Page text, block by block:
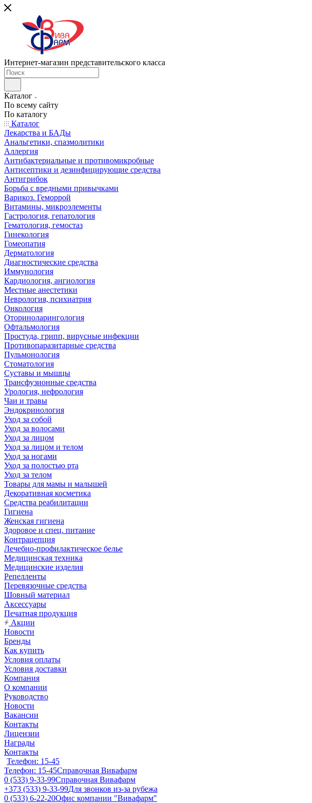
Интернет-магазин представительского класса
Каталог
По всему сайту
По каталогу
Каталог
Лекарства и БАДы
Анальгетики, спазмолитики
Аллергия
Антибактериальные и противомикробные
Антисептики и дезинфицирующие средства
Антигрибок
Борьба с вредными привычками
Варикоз. Геморрой
Витамины, микроэлементы
Гастрология, гепатология
Гематология, гемостаз
Гинекология
Гомеопатия
Дерматология
Диагностические средства
Иммунология
Кардиология, ангиология
Местные анестетики
Неврология, психиатрия
Онкология
Оториноларингология
Офтальмология
Простуда, грипп, вирусные инфекции
Противопаразитарные средства
Пульмонология
Стоматология
Суставы и мышцы
Трансфузионные средства
Урология, нефрология
Чаи и травы
Эндокринология
Уход за собой
Уход за волосами
Уход за лицом
Уход за лицом и телом
Уход за ногами
Уход за полостью рта
Уход за телом
Товары для мамы и малышей
Декоративная косметика
Средства реабилитации
Гигиена
Женская гигиена
Здоровое и спец. питание
Контрацепция
Лечебно-профилактическое белье
Медицинская техника
Медицинские изделия
Репелленты
Перевязочные средства
Шовный материал
Аксессуары
Печатная продукция
Акции
Новости
Бренды
Как купить
Условия оплаты
Условия доставки
Компания
О компании
Руководство
Новости
Вакансии
Контакты
Лицензии
Награды
Контакты
Телефон: 15-45
Телефон: 15-45Справочная Вивафарм
0 (533) 9-33-99Справочная Вивафарм
+373 (533) 9-33-99Для звонков из-за рубежа
0 (533) 6-22-20Офис компании "Вивафарм"